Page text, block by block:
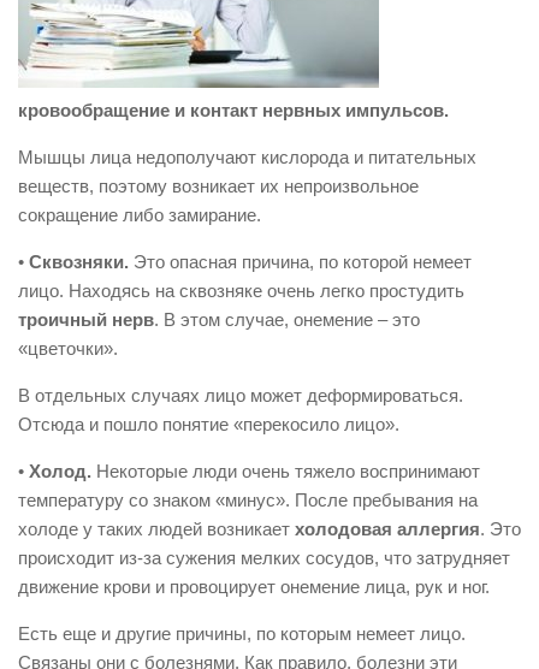
кровообращение и контакт нервных импульсов.
Мышцы лица недополучают кислорода и питательных
веществ, поэтому возникает их непроизвольное
сокращение либо замирание.
• Сквозняки. Это опасная причина, по которой немеет
лицо. Находясь на сквозняке очень легко простудить
троичный нерв. В этом случае, онемение – это
«цветочки».
В отдельных случаях лицо может деформироваться.
Отсюда и пошло понятие «перекосило лицо».
• Холод. Некоторые люди очень тяжело воспринимают
температуру со знаком «минус». После пребывания на
холоде у таких людей возникает холодовая аллергия. Это
происходит из-за сужения мелких сосудов, что затрудняет
движение крови и провоцирует онемение лица, рук и ног.
Есть еще и другие причины, по которым немеет лицо.
Связаны они с болезнями. Как правило, болезни эти